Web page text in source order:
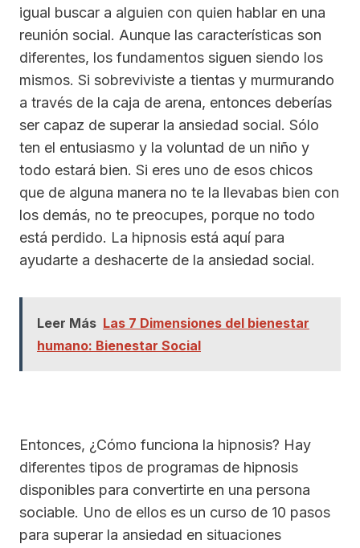
igual buscar a alguien con quien hablar en una
reunión social. Aunque las características son
diferentes, los fundamentos siguen siendo los
mismos. Si sobreviviste a tientas y murmurando
a través de la caja de arena, entonces deberías
ser capaz de superar la ansiedad social. Sólo
ten el entusiasmo y la voluntad de un niño y
todo estará bien. Si eres uno de esos chicos
que de alguna manera no te la llevabas bien con
los demás, no te preocupes, porque no todo
está perdido. La hipnosis está aquí para
ayudarte a deshacerte de la ansiedad social.
Leer Más Las 7 Dimensiones del bienestar
humano: Bienestar Social
Entonces, ¿Cómo funciona la hipnosis? Hay
diferentes tipos de programas de hipnosis
disponibles para convertirte en una persona
sociable. Uno de ellos es un curso de 10 pasos
para superar la ansiedad en situaciones